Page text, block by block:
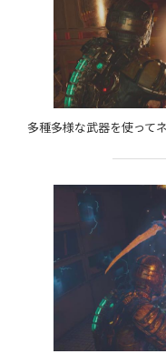
多種多様な武器を使って